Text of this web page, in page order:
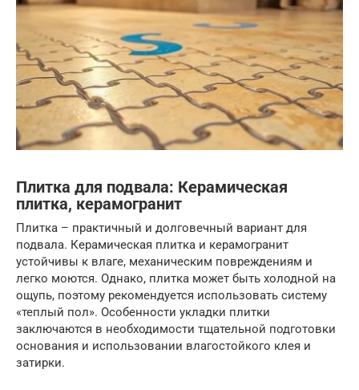
Плитка для подвала: Керамическая
плитка, керамогранит
Плитка – практичный и долговечный вариант для
подвала. Керамическая плитка и керамогранит
устойчивы к влаге, механическим повреждениям и
легко моются. Однако, плитка может быть холодной на
ощупь, поэтому рекомендуется использовать систему
«теплый пол». Особенности укладки плитки
заключаются в необходимости тщательной подготовки
основания и использовании влагостойкого клея и
затирки.